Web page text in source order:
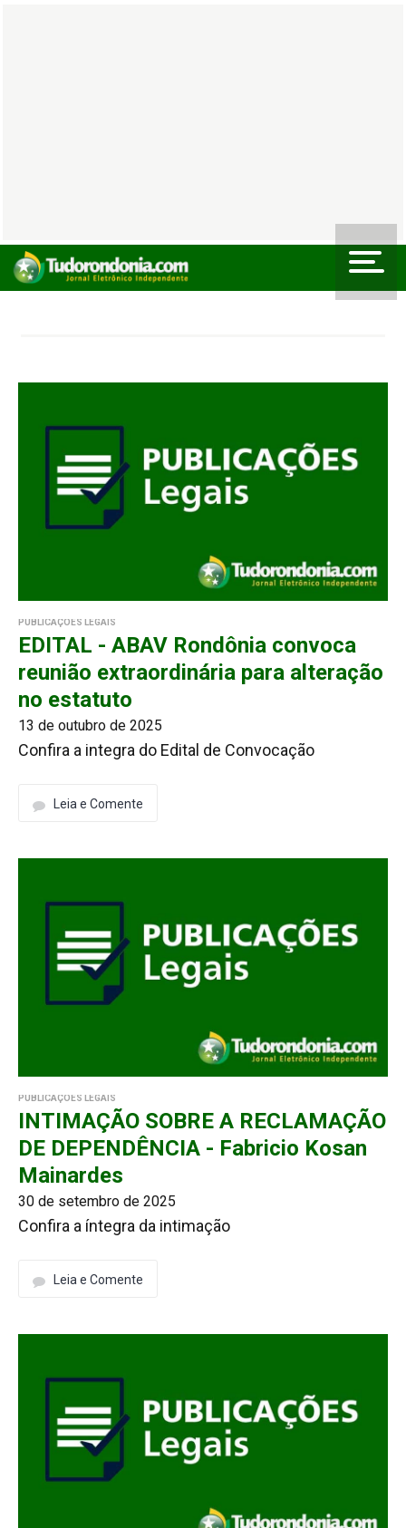
PUBLICAÇÕES LEGAIS
EDITAL - ABAV Rondônia convoca
reunião extraordinária para alteração
no estatuto
13 de outubro de 2025
Confira a integra do Edital de Convocação
Leia e Comente
PUBLICAÇÕES LEGAIS
INTIMAÇÃO SOBRE A RECLAMAÇÃO
DE DEPENDÊNCIA - Fabricio Kosan
Mainardes
30 de setembro de 2025
Confira a íntegra da intimação
Leia e Comente